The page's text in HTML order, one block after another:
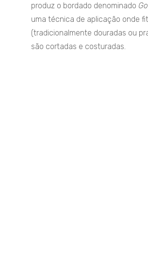
produz o bordado denominado
uma técnica de aplicação onde
(tradicionalmente douradas ou
são cortadas e costuradas.